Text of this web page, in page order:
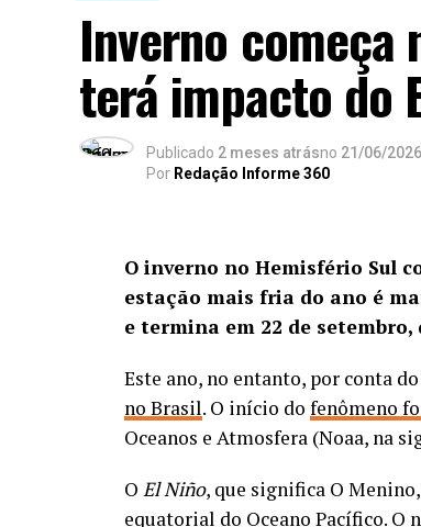
controlada pelo Comando
foram baleados e
Segundo a Polícia Civil, a ação
estrutura de atuação da
patrimoniais, como roubos e
outras ações criminosas ou
financeiramente o grupo e
Inverno começa
terá impacto do
Publicado 2 meses atrásno 21/06/2026
Por Redação Informe 360
O inverno no Hemisfério Sul
estação mais fria do ano é
e termina em 22 de
Este ano, no entanto, por conta do
no Brasil. O início do fenômeno
Oceanos e Atmosfera (Noaa, na
O El Niño, que significa O
equatorial do Oceano Pacífico. O